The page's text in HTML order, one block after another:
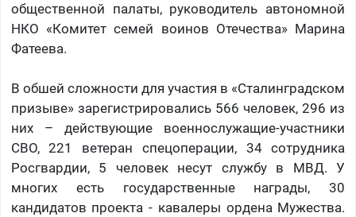
общественной палаты, руководитель автономной
НКО «Комитет семей воинов Отечества» Марина
Фатеева.
В обшей сложности для участия в «Сталинградском
призыве» зарегистрировались 566 человек, 296 из
них – действующие военнослужащие-участники
СВО, 221 ветеран спецоперации, 34 сотрудника
Росгвардии, 5 человек несут службу в МВД. У
многих есть государственные награды, 30
кандидатов проекта - кавалеры ордена Мужества.